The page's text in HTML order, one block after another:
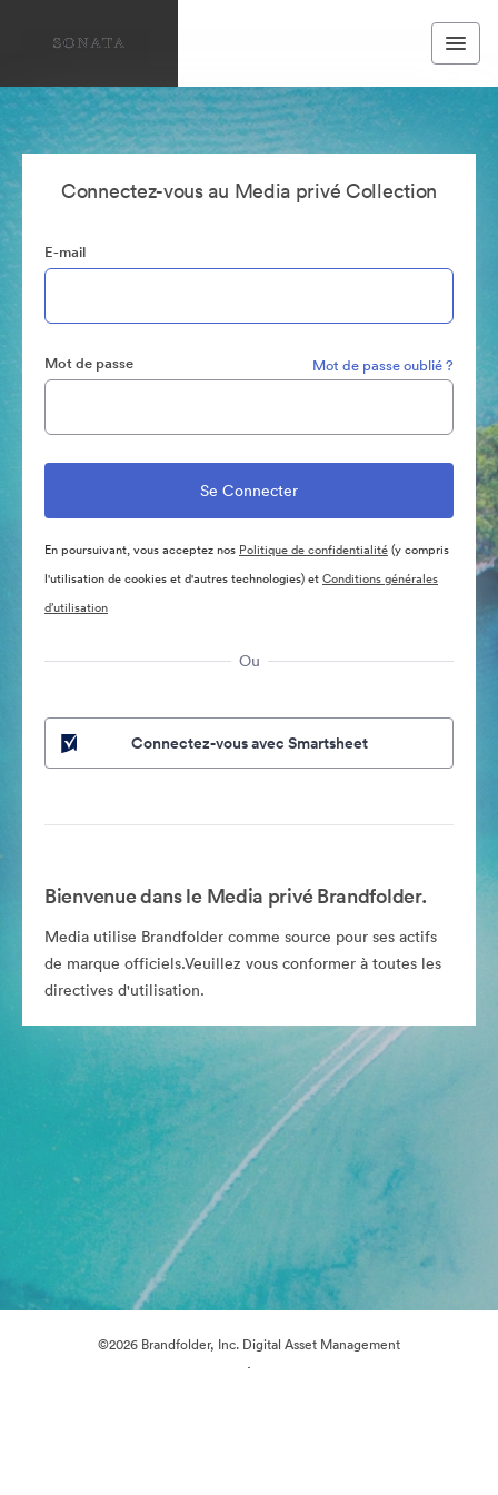
Connectez-vous au Media privé Collection
E-mail
Mot de passe Mot de passe oublié ?
En poursuivant, vous acceptez nos Politique de confidentialité(y compris
l'utilisation de cookies et d'autres technologies) etConditions générales
d’utilisation
Ou
Connectez-vous avec Smartsheet
Bienvenue dans le Media privé Brandfolder.
Media utilise Brandfolder comme source pour ses actifs
de marque officiels.Veuillez vous conformer à toutes les
directives d'utilisation.
©2026 Brandfolder, Inc. Digital Asset Management
·